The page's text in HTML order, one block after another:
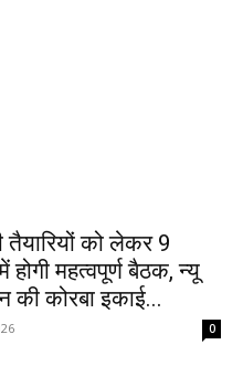
तैयारियों को लेकर 9
महत्वपूर्ण बैठक, न्यू
की कोरबा इकाई...
0